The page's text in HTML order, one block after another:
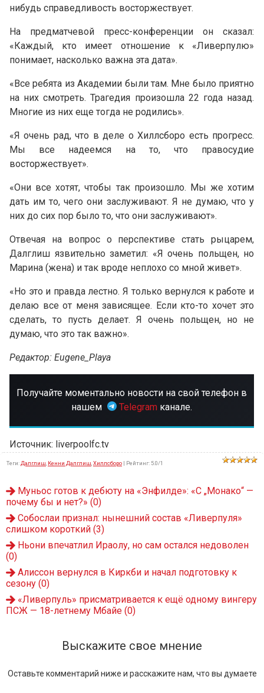
нибудь справедливость восторжествует.
На предматчевой пресс-конференции он сказал:
«Каждый, кто имеет отношение к «Ливерпулю»
понимает, насколько важна эта дата».
«Все ребята из Академии были там. Мне было приятно
на них смотреть. Трагедия произошла 22 года назад.
Многие из них еще тогда не родились».
«Я очень рад, что в деле о Хиллсборо есть прогресс.
Мы все надеемся на то, что правосудие
восторжествует».
«Они все хотят, чтобы так произошло. Мы же хотим
дать им то, чего они заслуживают. Я не думаю, что у
них до сих пор было то, что они заслуживают».
Отвечая на вопрос о перспективе стать рыцарем,
Далглиш язвительно заметил: «Я очень польщен, но
Марина (жена) и так вроде неплохо со мной живет».
«Но это и правда лестно. Я только вернулся к работе и
делаю все от меня зависящее. Если кто-то хочет это
сделать, то пусть делает. Я очень польщен, но не
думаю, что это так важно».
Редактор: Eugene_Playa
Получайте моментально новости на свой телефон в
нашем
Telegram канале.
Источник: liverpoolfc.tv
Теги: Далглиш Кенни Далглиш Хиллсборо | Рейтинг: 5.0/1
Муньос готов к дебюту на «Энфилде»: «С „Монако“ —
почему бы и нет?» (0)
Собослаи признал: нынешний состав «Ливерпуля»
слишком короткий (3)
Ньони впечатлил Ираолу, но сам остался недоволен
(0)
Алиссон вернулся в Киркби и начал подготовку к
сезону (0)
«Ливерпуль» присматривается к ещё одному вингеру
ПСЖ — 18-летнему Мбайе (0)
Выскажите свое мнение
Оставьте комментарий ниже и расскажите нам, что вы думаете